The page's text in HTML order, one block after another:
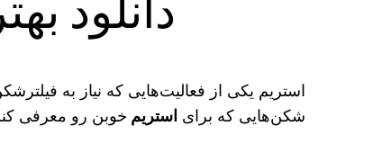
استریم یکی از فعالیت‌هایی که نیاز به
شکن‌هایی که برای استریم خوبن رو معرفی